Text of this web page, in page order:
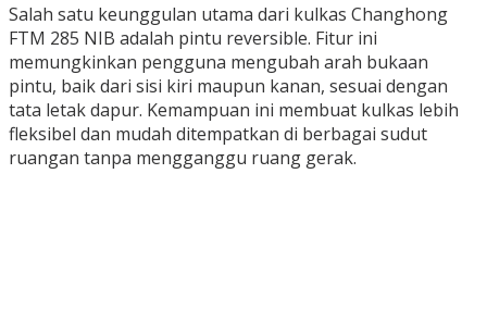
Salah satu keunggulan utama dari kulkas Changhong
FTM 285 NIB adalah pintu reversible. Fitur ini
memungkinkan pengguna mengubah arah bukaan
pintu, baik dari sisi kiri maupun kanan, sesuai dengan
tata letak dapur. Kemampuan ini membuat kulkas lebih
fleksibel dan mudah ditempatkan di berbagai sudut
ruangan tanpa mengganggu ruang gerak.